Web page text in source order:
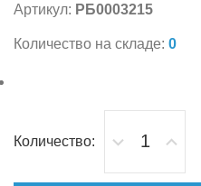
Артикул: РБ0003215
Количество на складе: 0
Количество: